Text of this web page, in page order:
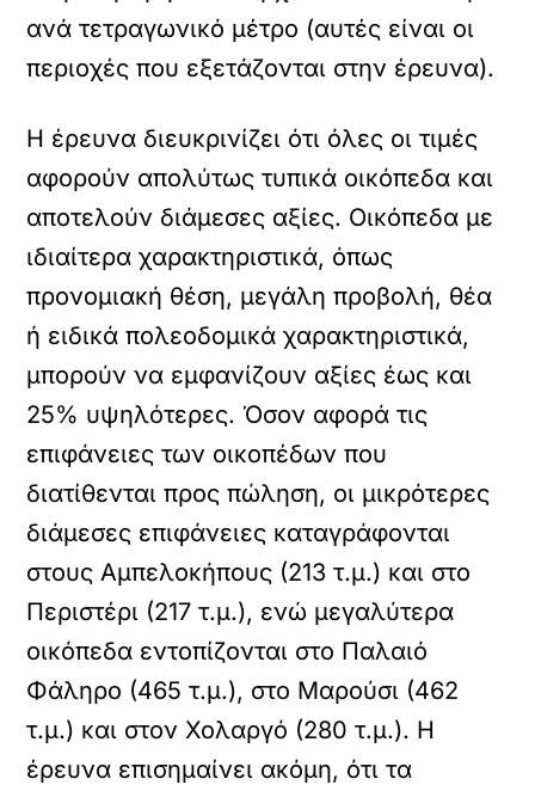
ανά τετραγωνικό μέτρο (αυτές είναι οι
περιοχές που εξετάζονται στην έρευνα).
Η έρευνα διευκρινίζει ότι όλες οι τιμές
αφορούν απολύτως τυπικά οικόπεδα και
αποτελούν διάμεσες αξίες. Οικόπεδα με
ιδιαίτερα χαρακτηριστικά, όπως
προνομιακή θέση, μεγάλη προβολή, θέα
ή ειδικά πολεοδομικά χαρακτηριστικά,
μπορούν να εμφανίζουν αξίες έως και
25% υψηλότερες. Όσον αφορά τις
επιφάνειες των οικοπέδων που
διατίθενται προς πώληση, οι μικρότερες
διάμεσες επιφάνειες καταγράφονται
στους Αμπελοκήπους (213 τ.μ.) και στο
Περιστέρι (217 τ.μ.), ενώ μεγαλύτερα
οικόπεδα εντοπίζονται στο Παλαιό
Φάληρο (465 τ.μ.), στο Μαρούσι (462
τ.μ.) και στον Χολαργό (280 τ.μ.). Η
έρευνα επισημαίνει ακόμη, ότι τα